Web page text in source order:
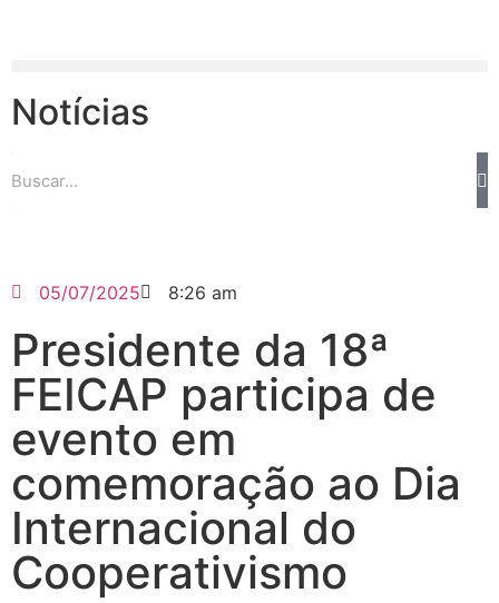
Notícias
05/07/2025 8:26 am
Presidente da 18ª
FEICAP participa de
evento em
comemoração ao Dia
Internacional do
Cooperativismo